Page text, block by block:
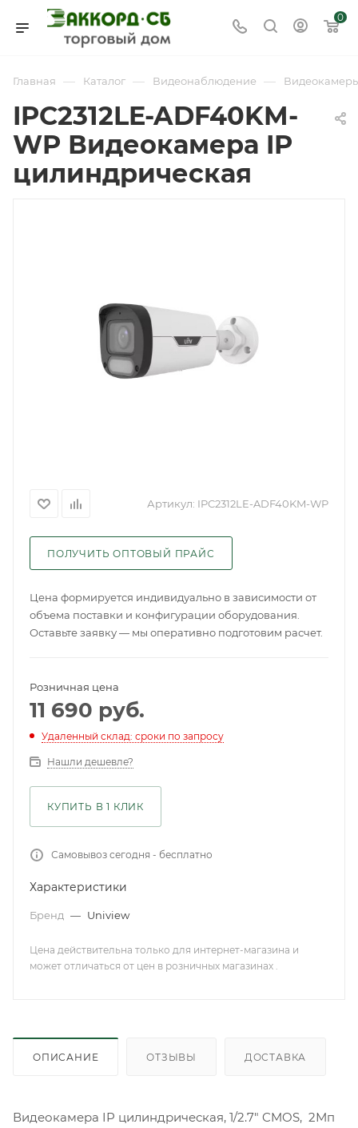
0
Главная — Каталог — Видеонаблюдение —
IPC2312LE-ADF40KM-
WP Видеокамера IP
цилиндрическая
Артикул: IPC2312LE-ADF40KM-WP
ПОЛУЧИТЬ ОПТОВЫЙ ПРАЙС
Цена формируется индивидуально в зависимости от
объема поставки и конфигурации оборудования.
Оставьте заявку — мы оперативно подготовим расчет.
Розничная цена
11 690 руб.
Удаленный склад: сроки по запросу
Нашли дешевле?
КУПИТЬ В 1 КЛИК
Самовывоз сегодня - бесплатно
Характеристики
Бренд — Uniview
Цена действительна только для интернет-магазина и
может отличаться от цен в розничных магазинах .
ОПИСАНИЕ ОТЗЫВЫ ДОСТАВКА
Видеокамера IP цилиндрическая, 1/2.7" CMOS, 2Мп